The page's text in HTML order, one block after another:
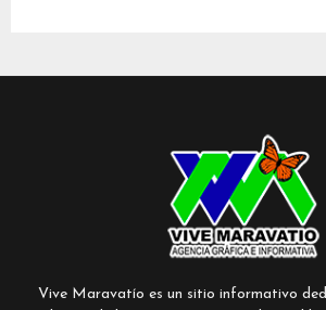
Vive Maravatío es un sitio informativo